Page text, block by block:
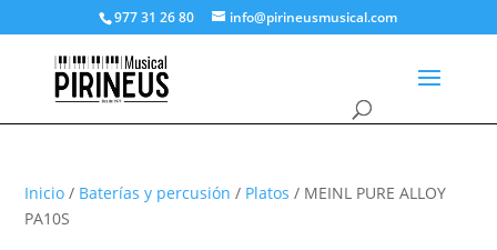
977 31 26 80 info@pirineusmusical.com
Inicio / Baterías y percusión / Platos / MEINL PURE ALLOY
PA10S